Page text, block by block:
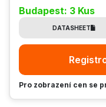
Budapest: 3 Kus
DATASHEET
Pro zobrazení cen se